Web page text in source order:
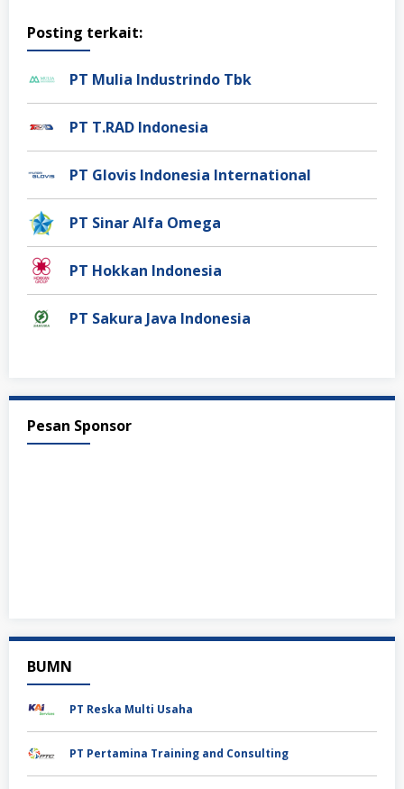
Posting terkait:
PT Mulia Industrindo Tbk
PT T.RAD Indonesia
PT Glovis Indonesia International
PT Sinar Alfa Omega
PT Hokkan Indonesia
PT Sakura Java Indonesia
Pesan Sponsor
BUMN
PT Reska Multi Usaha
PT Pertamina Training and Consulting